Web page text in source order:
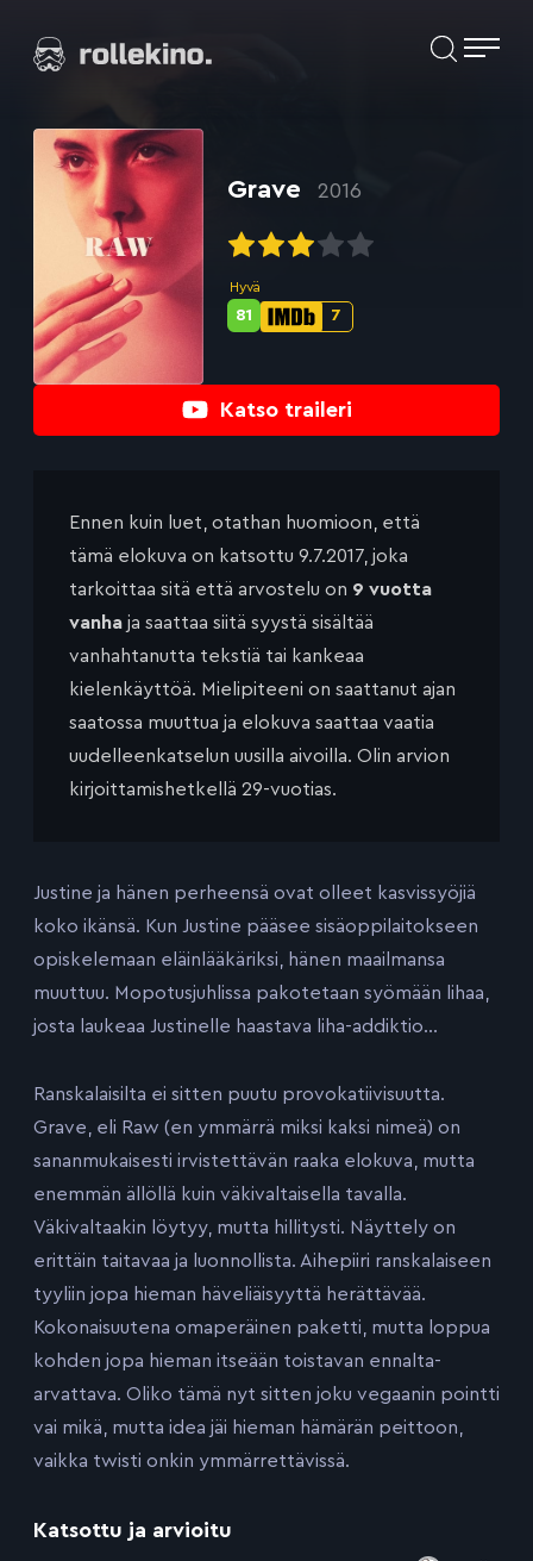
suoraan
Elokuvat ja elokuva-arviot | Rollekino.fi
jälkeen.
Katso traileri
Grave 2016
Hyvä
IMDb-
7
Metascore-
81
Ennen kuin luet, otathan huomioon, että
tämä elokuva on katsottu 9.7.2017, joka
tarkoittaa sitä että arvostelu on 9 vuotta
vanha ja saattaa siitä syystä sisältää
vanhahtanutta tekstiä tai kankeaa
kielenkäyttöä. Mielipiteeni on saattanut ajan
saatossa muuttua ja elokuva saattaa vaatia
uudelleenkatselun uusilla aivoilla. Olin arvion
kirjoittamishetkellä 29-vuotias.
Justine ja hänen perheensä ovat olleet kasvissyöjiä
koko ikänsä. Kun Justine pääsee sisäoppilaitokseen
opiskelemaan eläinlääkäriksi, hänen maailmansa
muuttuu. Mopotusjuhlissa pakotetaan syömään lihaa,
josta laukeaa Justinelle haastava liha-addiktio…
Ranskalaisilta ei sitten puutu provokatiivisuutta.
Grave, eli Raw (en ymmärrä miksi kaksi nimeä) on
sananmukaisesti irvistettävän raaka elokuva, mutta
enemmän ällöllä kuin väkivaltaisella tavalla.
Väkivaltaakin löytyy, mutta hillitysti. Näyttely on
erittäin taitavaa ja luonnollista. Aihepiiri ranskalaiseen
tyyliin jopa hieman häveliäisyyttä herättävää.
Kokonaisuutena omaperäinen paketti, mutta loppua
kohden jopa hieman itseään toistavan ennalta-
arvattava. Oliko tämä nyt sitten joku vegaanin pointti
vai mikä, mutta idea jäi hieman hämärän peittoon,
vaikka twisti onkin ymmärrettävissä.
Katsottu ja arvioitu